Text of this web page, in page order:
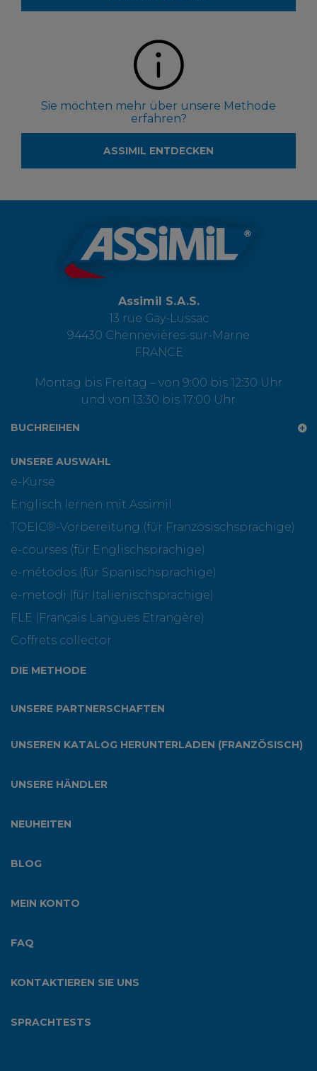
Sie möchten mehr über unsere Methode
erfahren?
ASSIMIL ENTDECKEN
Assimil S.A.S.
13 rue Gay-Lussac
94430 Chennevières-sur-Marne
FRANCE
Montag bis Freitag – von 9:00 bis 12:30 Uhr
und von 13:30 bis 17:00 Uhr
BUCHREIHEN
UNSERE AUSWAHL
e-Kurse
Englisch lernen mit Assimil
TOEIC®-Vorbereitung (für Französischsprachige)
e-courses (für Englischsprachige)
e-métodos (für Spanischsprachige)
e-metodi (für Italienischsprachige)
FLE (Français Langues Etrangère)
Coffrets collector
DIE METHODE
UNSERE PARTNERSCHAFTEN
UNSEREN KATALOG HERUNTERLADEN (FRANZÖSISCH)
UNSERE HÄNDLER
NEUHEITEN
BLOG
MEIN KONTO
FAQ
KONTAKTIEREN SIE UNS
SPRACHTESTS